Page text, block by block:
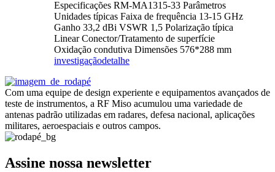
Especificações RM-MA1315-33 Parâmetros
Unidades típicas Faixa de frequência 13-15 GHz
Ganho 33,2 dBi VSWR 1,5 Polarização típica
Linear Conector/Tratamento de superfície
Oxidação condutiva Dimensões 576*288 mm
investigaçãodetalhe
Com uma equipe de design experiente e equipamentos avançados de
teste de instrumentos, a RF Miso acumulou uma variedade de
antenas padrão utilizadas em radares, defesa nacional, aplicações
militares, aeroespaciais e outros campos.
Assine nossa newsletter